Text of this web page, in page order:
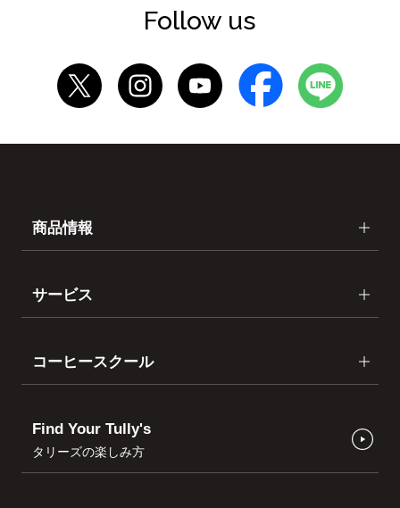
Follow us
商品情報
サービス
コーヒースクール
Find Your Tully's
タリーズの楽しみ方